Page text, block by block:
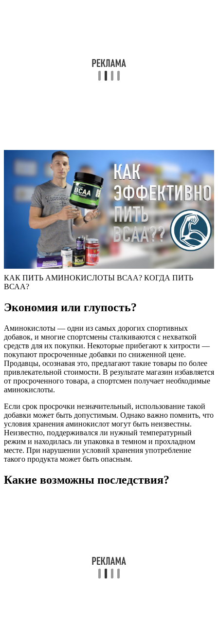
КАК ПИТЬ АМИНОКИСЛОТЫ ВСАА? КОГДА ПИТЬ
ВСАА?
Экономия или глупость?
Аминокислоты — одни из самых дорогих спортивных
добавок, и многие спортсмены сталкиваются с нехваткой
средств для их покупки. Некоторые прибегают к хитрости —
покупают просроченные добавки по сниженной цене.
Продавцы, осознавая это, предлагают такие товары по более
привлекательной стоимости. В результате магазин избавляется
от просроченного товара, а спортсмен получает необходимые
аминокислоты.
Если срок просрочки незначительный, использование такой
добавки может быть допустимым. Однако важно помнить, что
условия хранения аминокислот могут быть неизвестны.
Неизвестно, поддерживался ли нужный температурный
режим и находилась ли упаковка в темном и прохладном
месте. При нарушении условий хранения употребление
такого продукта может быть опасным.
Какие возможны последствия?